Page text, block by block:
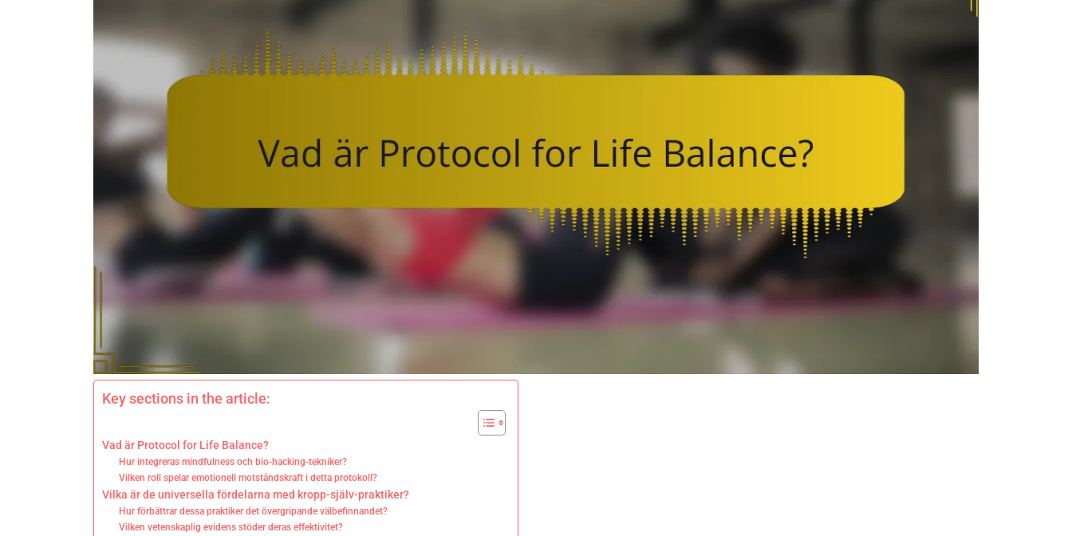
Key sections in the article:
Vad är Protocol for Life Balance?
Hur integreras mindfulness och bio-hacking-tekniker?
Vilken roll spelar emotionell motståndskraft i detta protokoll?
Vilka är de universella fördelarna med kropp-själv-praktiker?
Hur förbättrar dessa praktiker det övergripande välbefinnandet?
Vilken vetenskaplig evidens stöder deras effektivitet?